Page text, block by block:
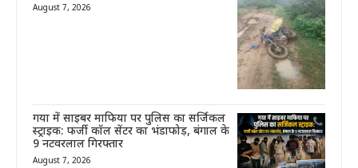
August 7, 2026
गया में साइबर माफिया पर पुलिस का सर्जिकल
स्ट्राइक: फर्जी कॉल सेंटर का भंडाफोड़, बंगाल के
9 नटवरलाल गिरफ्तार
August 7, 2026